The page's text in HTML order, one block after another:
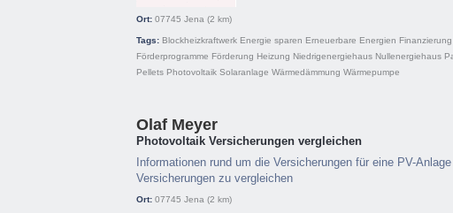
Ort: 07745 Jena (2 km)
Tags: Blockheizkraftwerk Energie sparen Erneuerbare Energien Finanzierung
Förderprogramme Förderung Heizung Niedrigenergiehaus Nullenergiehaus
Pellets Photovoltaik Solaranlage Wärmedämmung Wärmepumpe
Olaf Meyer
Photovoltaik Versicherungen vergleichen
Informationen rund um die Versicherungen für eine PV-
Versicherungen zu vergleichen
Ort: 07745 Jena (2 km)